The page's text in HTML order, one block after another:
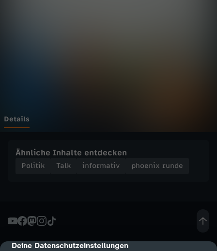
cmp-dialog-description
Deine Datenschutzeinstellungen
-
U
k
a
i
Details
Ähnliche Inhalte entdecken
Politik Talk informativ phoenix runde